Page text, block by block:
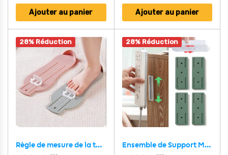
Ajouter au panier Ajouter au panier
28% Réduction
Règle de mesure de la taille des chaussures pour enfants – أداة قياس القدم للأطفال
28% Réduction
Ensemble de Support Mural sans Poinçon Auto-Adhésif 4PCS